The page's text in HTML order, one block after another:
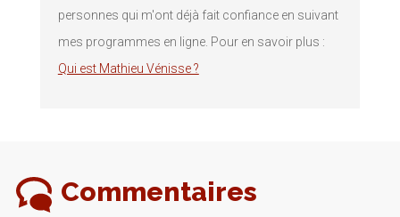
personnes qui m'ont déjà fait confiance en suivant
mes programmes en ligne. Pour en savoir plus :
Qui est Mathieu Vénisse ?
Commentaires